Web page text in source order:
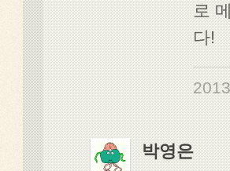
로
다!
박영은